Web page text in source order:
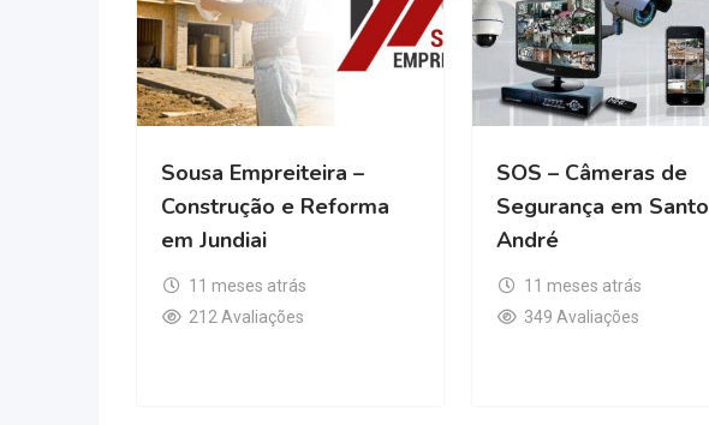
Sousa Empreiteira –
Construção e Reforma
em Jundiai
11 meses atrás
212 Avaliações
SOS – Câmeras de
Segurança em Santo
André
11 meses atrás
349 Avaliações